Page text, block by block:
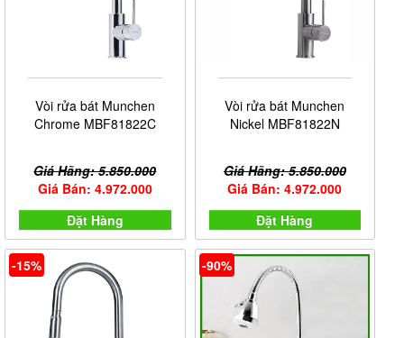
Vòi rửa bát Munchen
Chrome MBF81822C
Giá Hãng: 5.850.000
Giá Bán: 4.972.000
Đặt Hàng
Vòi rửa bát Munchen
Nickel MBF81822N
Giá Hãng: 5.850.000
Giá Bán: 4.972.000
Đặt Hàng
-15% -90%